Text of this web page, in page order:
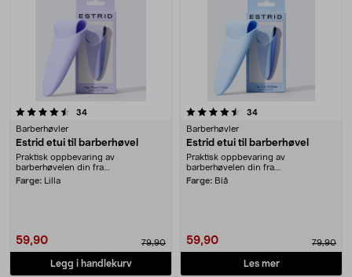
34anmeldelser
Barberhøvler
Estrid etui til barberhøvel
Praktisk oppbevaring av
barberhøvelen din fra....
Farge: Lilla
59,90 79,90
Legg i handlekurv
4.5 av 5 stjerner 34anmeldelser
Barberhøvler
Estrid etui til barberhøvel
Praktisk oppbevaring av
barberhøvelen din fra....
Farge: Blå
59,90 79,90
Les mer